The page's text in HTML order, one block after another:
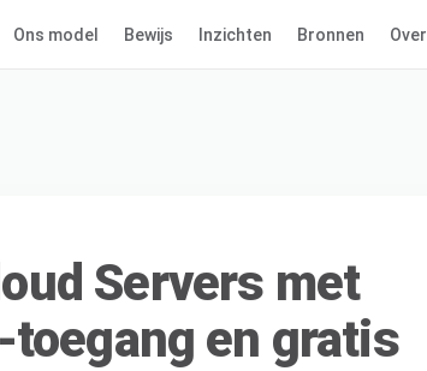
Ons model Bewijs Inzichten Bronnen Over
Servers met
en gratis